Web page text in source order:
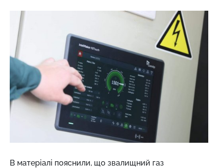
В матеріалі пояснили, що звалищний газ